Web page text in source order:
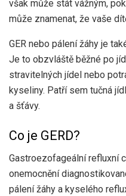
však může stát vážným,
může znamenat, že vaše
GER nebo pálení žáhy je
Je to obzvláště běžné po
stravitelných jídel nebo
kyseliny. Patří sem tučná
a šťávy.
Co je GERD?
Gastroezofageální refluxní
onemocnění
pálení žáhy a kyselého